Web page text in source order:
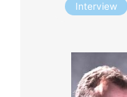
Interview